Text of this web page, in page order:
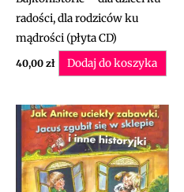
radości, dla rodziców ku
mądrości (płyta CD)
40,00 zł Dodaj do koszyka